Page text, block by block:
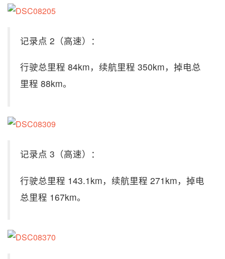
记录点 2（高速）：
行驶总里程 84km，续航里程 350km，掉电总
里程 88km。
记录点 3（高速）：
行驶总里程 143.1km，续航里程 271km，掉电
总里程 167km。